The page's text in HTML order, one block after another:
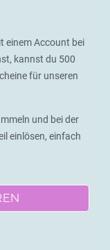
einem Account bei
kannst du 500
für unseren
und bei der
einlösen, einfach